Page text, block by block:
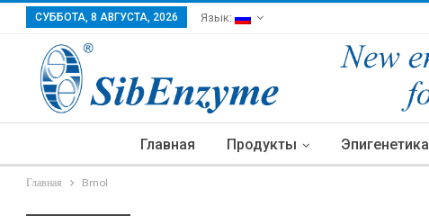
СУББОТА, 8 АВГУСТА, 2026 Язык:
Главная Продукты Эпигенетика
Главная BmoI